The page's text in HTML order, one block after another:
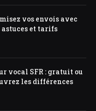
vos envois avec
et tarifs
vocal SFR : gratuit ou
les différences